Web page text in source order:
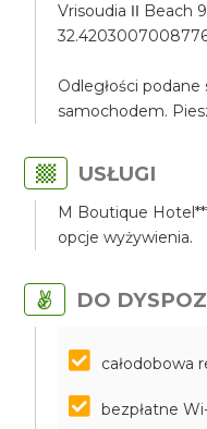
Vrisoudia ΙΙ Beach
Odległości podane
samochodem.
USŁUGI
M Boutique
opcje wyżywienia.
DO
całodobowa
bezpłatne